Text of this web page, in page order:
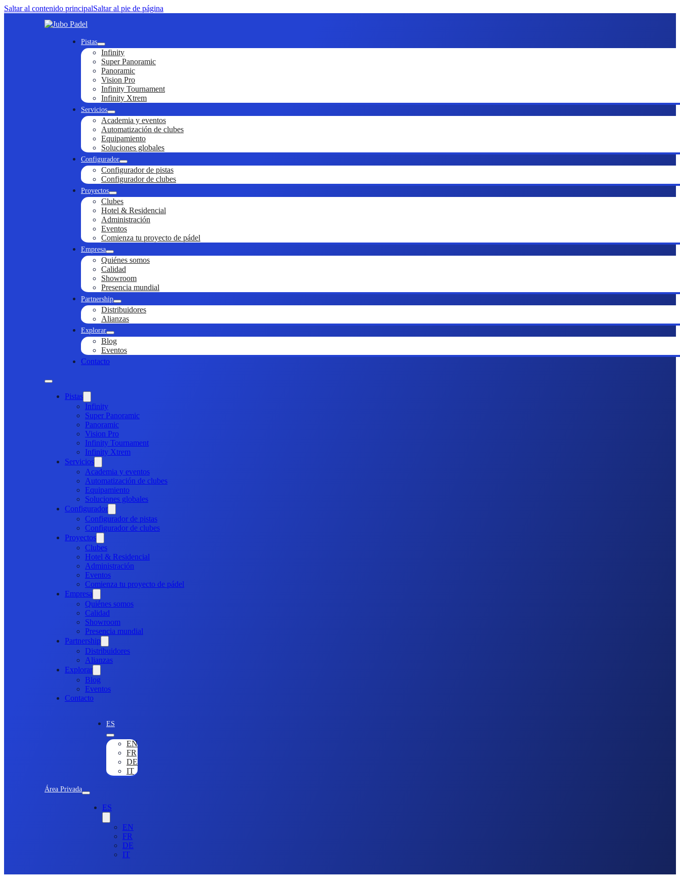
Saltar al contenido principalSaltar al pie de página
Pistas
Infinity
Super Panoramic
Panoramic
Vision Pro
Infinity Tournament
Infinity Xtrem
Servicios
Academia y eventos
Automatización de clubes
Equipamiento
Soluciones globales
Configurador
Configurador de pistas
Configurador de clubes
Proyectos
Clubes
Hotel & Residencial
Administración
Eventos
Comienza tu proyecto de pádel
Empresa
Quiénes somos
Calidad
Showroom
Presencia mundial
Partnership
Distribuidores
Alianzas
Explorar
Blog
Eventos
Contacto
Pistas
Infinity
Super Panoramic
Panoramic
Vision Pro
Infinity Tournament
Infinity Xtrem
Servicios
Academia y eventos
Automatización de clubes
Equipamiento
Soluciones globales
Configurador
Configurador de pistas
Configurador de clubes
Proyectos
Clubes
Hotel & Residencial
Administración
Eventos
Comienza tu proyecto de pádel
Empresa
Quiénes somos
Calidad
Showroom
Presencia mundial
Partnership
Distribuidores
Alianzas
Explorar
Blog
Eventos
Contacto
Área Privada
ES
EN
FR
DE
IT
ES
EN
FR
DE
IT